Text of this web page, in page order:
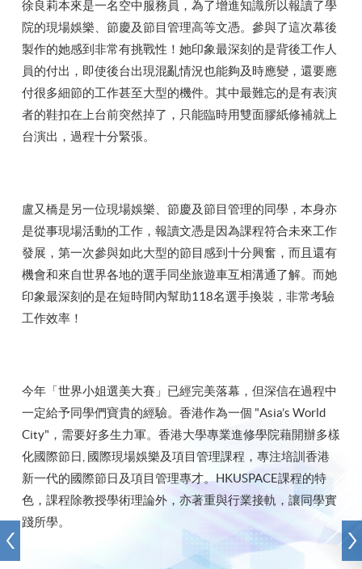
徐良莉本來是一名空中服務員，為了增進知識所以報讀了學
院的現場娛樂、節慶及節目管理高等文憑。參與了這次幕後
製作的她感到非常有挑戰性！她印象最深刻的是背後工作人
員的付出，即使後台出現混亂情況也能夠及時應變，還要應
付很多細節的工作甚至大型的機件。其中最難忘的是有表演
者的鞋扣在上台前突然掉了，只能臨時用雙面膠紙修補就上
台演出，過程十分緊張。
盧又橋是另一位現場娛樂、節慶及節目管理的同學，本身亦
是從事現場活動的工作，報讀文憑是因為課程符合未來工作
發展，第一次參與如此大型的節目感到十分興奮，而且還有
機會和來自世界各地的選手同坐旅遊車互相溝通了解。而她
印象最深刻的是在短時間內幫助118名選手換裝，非常考驗
工作效率！
今年「世界小姐選美大賽」已經完美落幕，但深信在過程中
一定給予同學們寶貴的經驗。香港作為一個 "Asia’s World
City"，需要好多生力軍。香港大學專業進修學院藉開辦多樣
化國際節日, 國際現場娛樂及項目管理課程，專注培訓香港
新一代的國際節日及項目管理專才。HKUSPACE課程的特
色，課程除教授學術理論外，亦著重與行業接軌，讓同學實
踐所學。